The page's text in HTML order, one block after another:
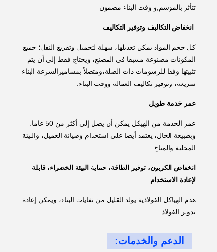
تتأثر بالموسم,و وقت البناء مضمون
انخفاض التكاليف وتوفير التكاليف
كل حجم المواد يمكن تعديلها، سهلة لتحميل وتفريغ النقل؛ جميع
المكونات مصنوعة مسبقا في المصنع، ويحتاج فقط إلى أن يتم
تثبيتها وفقا للرسومات ذات الصلة،ومتصلاً بمساميرالسرعة البناء
سريعة، وتوفير تكاليف العمالة ووقت البناء.
عمر خدمة طويل
عمر الخدمة من الهيكل يمكن أن يصل إلى أكثر من 50 عاما،
وبطبيعة الحال، يعتمد أيضا على استخدام وصيانة العميل، والبيئة
المحلية والمناخ.
انخفاض الكربون، توفير الطاقة، حماية البيئة الخضراء، قابلة
لإعادة الاستخدام
هدم الهياكل الفولاذية يولد القليل من نفايات البناء، ويمكن إعادة
تدوير الفولاذ.
الدعم والخدمات: